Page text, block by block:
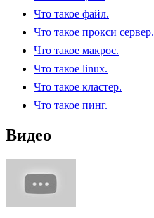
Что такое файл.
Что такое прокси сервер.
Что такое макрос.
Что такое linux.
Что такое кластер.
Что такое пинг.
Видео